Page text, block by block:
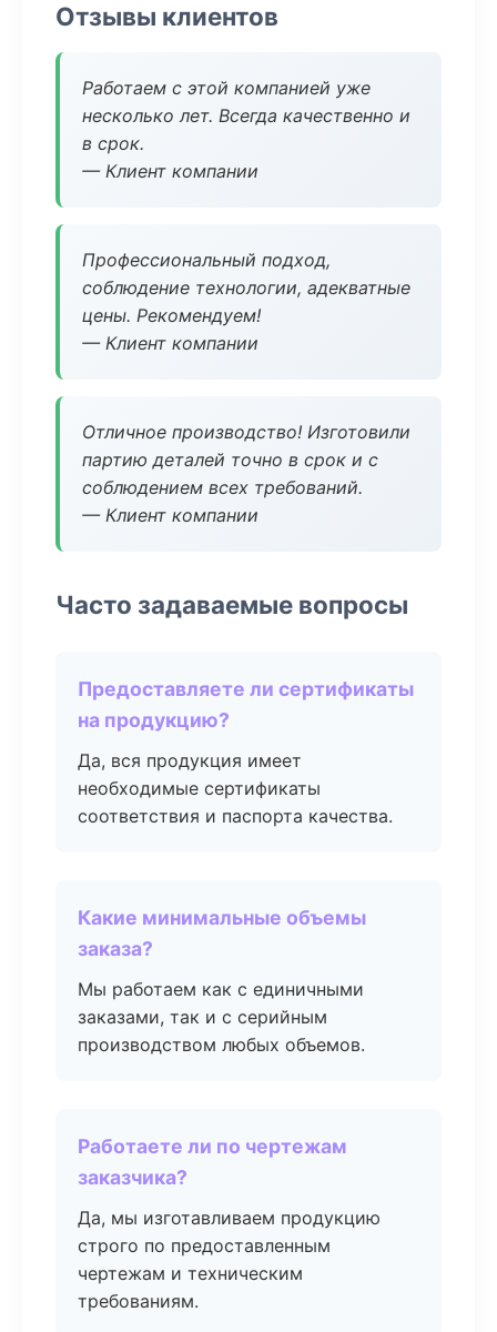
Отзывы клиентов
Работаем с этой компанией уже
несколько лет. Всегда качественно и
в срок.
— Клиент компании
Профессиональный подход,
соблюдение технологии, адекватные
цены. Рекомендуем!
— Клиент компании
Отличное производство! Изготовили
партию деталей точно в срок и с
соблюдением всех требований.
— Клиент компании
Часто задаваемые вопросы
Предоставляете ли сертификаты
на продукцию?
Да, вся продукция имеет
необходимые сертификаты
соответствия и паспорта качества.
Какие минимальные объемы
заказа?
Мы работаем как с единичными
заказами, так и с серийным
производством любых объемов.
Работаете ли по чертежам
заказчика?
Да, мы изготавливаем продукцию
строго по предоставленным
чертежам и техническим
требованиям.